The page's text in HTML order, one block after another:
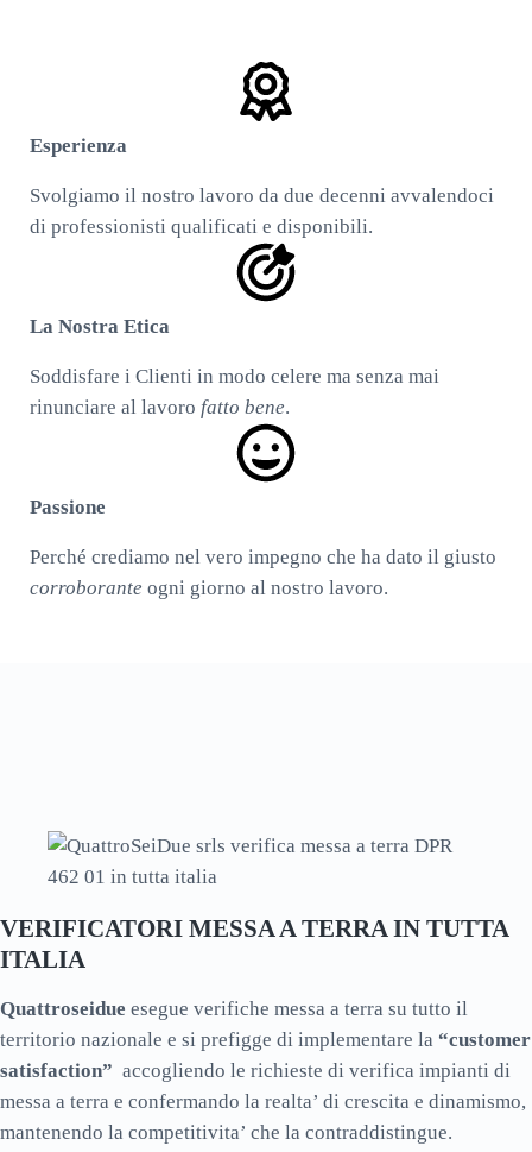
Esperienza
Svolgiamo il nostro lavoro da due decenni avvalendoci
di professionisti qualificati e disponibili.
La Nostra Etica
Soddisfare i Clienti in modo celere ma senza mai
rinunciare al lavoro fatto bene.
Passione
Perché crediamo nel vero impegno che ha dato il giusto
corroborante ogni giorno al nostro lavoro.
VERIFICATORI MESSA A TERRA IN TUTTA
ITALIA
Quattroseidue esegue verifiche messa a terra su tutto il
territorio nazionale e si prefigge di implementare la “customer
satisfaction” accogliendo le richieste di verifica impianti di
messa a terra e confermando la realta’ di crescita e dinamismo,
mantenendo la competitivita’ che la contraddistingue.